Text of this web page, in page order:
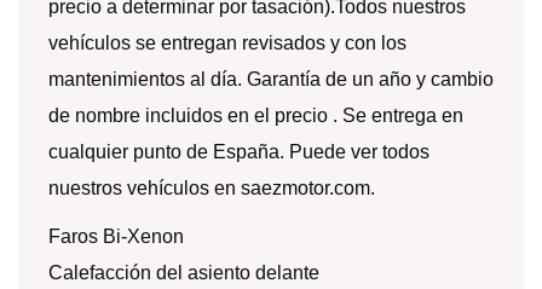
precio a determinar por tasación).Todos nuestros
vehículos se entregan revisados y con los
mantenimientos al día. Garantía de un año y cambio
de nombre incluidos en el precio . Se entrega en
cualquier punto de España. Puede ver todos
nuestros vehículos en saezmotor.com.
Faros Bi-Xenon
Calefacción del asiento delante